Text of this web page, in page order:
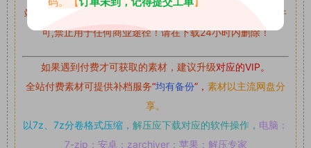
站内资源为网友个人学习或测试研究使用，未经原版权作者许
可,禁止用于任何商业途径！请在下载24小时内删除！
如果遇到付费才可获取的素材，建议升级对应的VIP。
全站付费素材可提供补档服务“均有备份”， 素材以主流网盘分
享。
以7z、7z分卷格式压缩， 解压应下载对应的软件操作， 电脑：
7-zip；安卓：zarchiver；苹果：解压专家